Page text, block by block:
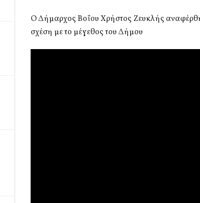
Ο Δήμαρχος Βοΐου Χρήστος Ζευκλής
σχέση με το μέγεθος του Δήμου